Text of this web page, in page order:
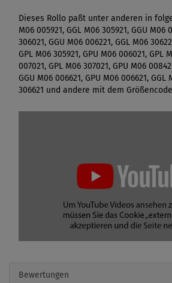
Dieses Rollo paßt unter anderen in
M06 005921, GGL M06 305921, GGU M06
306021, GGU M06 006221, GGL M06
GPL M06 305921, GPU M06 006021, GPL
007021, GPL M06 307021, GPU M06
GGU M06 006621, GPU M06 006621, GGL
306621 und andere mit dem
Bewertungen